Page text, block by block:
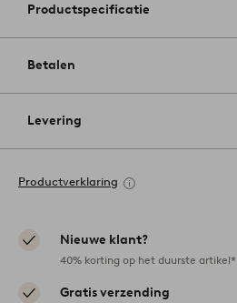
Productspecificatie
Betalen
Levering
Productverklaring
Nieuwe klant?
40% korting op het duurste artikel*
Gratis verzending